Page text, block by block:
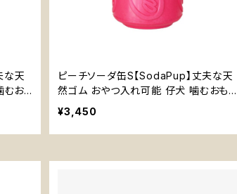
な天
むお
ピーチソーダ缶S【SodaPup】丈夫な天
然ゴム おやつ入れ可能 仔犬 噛むおもち
ゃ 知育玩具
¥3,450